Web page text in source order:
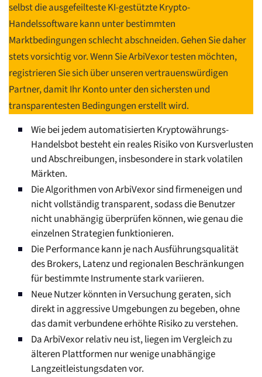
selbst die ausgefeilteste KI-gestützte Krypto-
Handelssoftware kann unter bestimmten
Marktbedingungen schlecht abschneiden. Gehen Sie daher
stets vorsichtig vor. Wenn Sie ArbiVexor testen möchten,
registrieren Sie sich über unseren vertrauenswürdigen
Partner, damit Ihr Konto unter den sichersten und
transparentesten Bedingungen erstellt wird.
Wie bei jedem automatisierten Kryptowährungs-
Handelsbot besteht ein reales Risiko von Kursverlusten
und Abschreibungen, insbesondere in stark volatilen
Märkten.
Die Algorithmen von ArbiVexor sind firmeneigen und
nicht vollständig transparent, sodass die Benutzer
nicht unabhängig überprüfen können, wie genau die
einzelnen Strategien funktionieren.
Die Performance kann je nach Ausführungsqualität
des Brokers, Latenz und regionalen Beschränkungen
für bestimmte Instrumente stark variieren.
Neue Nutzer könnten in Versuchung geraten, sich
direkt in aggressive Umgebungen zu begeben, ohne
das damit verbundene erhöhte Risiko zu verstehen.
Da ArbiVexor relativ neu ist, liegen im Vergleich zu
älteren Plattformen nur wenige unabhängige
Langzeitleistungsdaten vor.